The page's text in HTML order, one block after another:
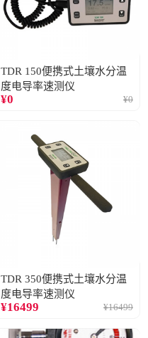
TDR 150便携式土壤水分温
度电导率速测仪
¥0 ¥0
TDR 350便携式土壤水分温
度电导率速测仪
¥16499 ¥16499